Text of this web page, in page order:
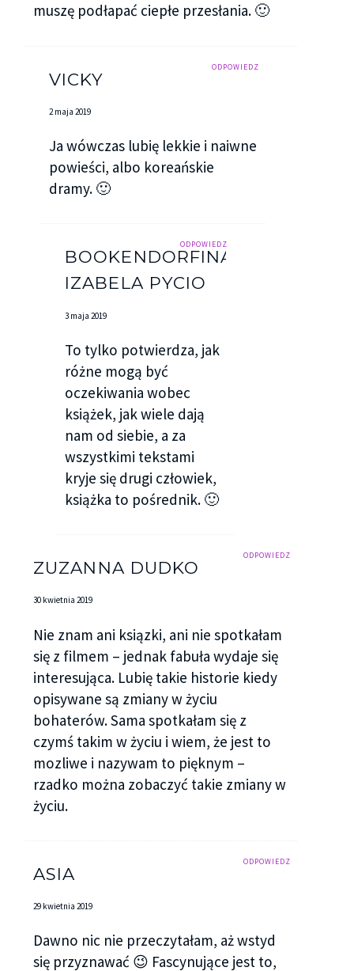
muszę podłapać ciepłe przesłania. 🙂
ODPOWIEDZ
VICKY
2 maja 2019
Ja wówczas lubię lekkie i naiwne
powieści, albo koreańskie
dramy. 🙂
ODPOWIEDZ
BOOKENDORFINA
IZABELA PYCIO
3 maja 2019
To tylko potwierdza, jak
różne mogą być
oczekiwania wobec
książek, jak wiele dają
nam od siebie, a za
wszystkimi tekstami
kryje się drugi człowiek,
książka to pośrednik. 🙂
ODPOWIEDZ
ZUZANNA DUDKO
30 kwietnia 2019
Nie znam ani ksiązki, ani nie spotkałam
się z filmem – jednak fabuła wydaje się
interesująca. Lubię takie historie kiedy
opisywane są zmiany w życiu
bohaterów. Sama spotkałam się z
czymś takim w życiu i wiem, że jest to
mozliwe i nazywam to pięknym –
rzadko można zobaczyć takie zmiany w
życiu.
ODPOWIEDZ
ASIA
29 kwietnia 2019
Dawno nic nie przeczytałam, aż wstyd
się przyznawać 😉 Fascynujące jest to,